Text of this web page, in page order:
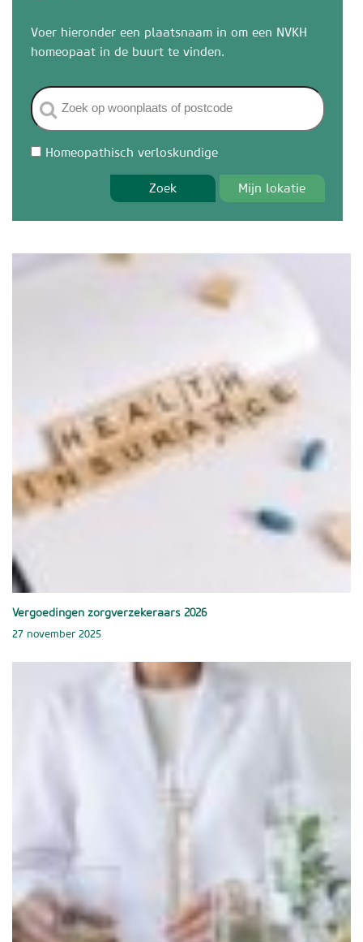
Voer hieronder een plaatsnaam in om een NVKH
homeopaat in de buurt te vinden.
Homeopathisch verloskundige
Zoek Mijn lokatie
Vergoedingen zorgverzekeraars 2026
27 november 2025